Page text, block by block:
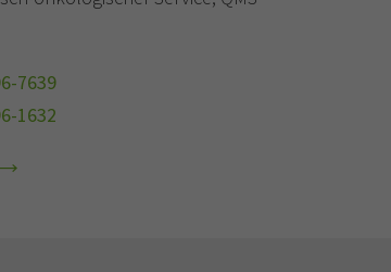
7639
1632